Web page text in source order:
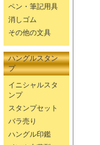
ペン・筆記用具
消しゴム
その他の文具
ハングルスタン
プ
イニシャルスタ
ンプ
スタンプセット
バラ売り
ハングル印鑑